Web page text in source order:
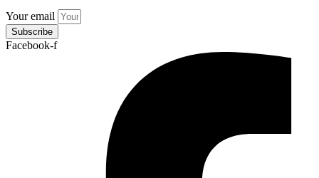
Your email
Subscribe
Facebook-f